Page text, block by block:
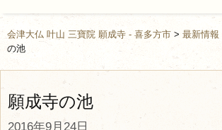
会津大仏 叶山 三寶院 願成寺 - 喜多方市 > 最新情報
の池
願成寺の池
2016年9月24日